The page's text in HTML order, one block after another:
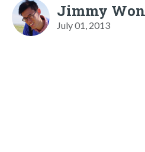
Jimmy
July 01, 2013